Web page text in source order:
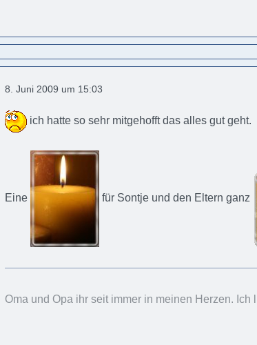
8. Juni 2009 um 15:03
ich hatte so sehr mitgehofft das alles gut geht.
Eine für Sontje und den Eltern ganz
Oma und Opa ihr seit immer in meinen Herzen.